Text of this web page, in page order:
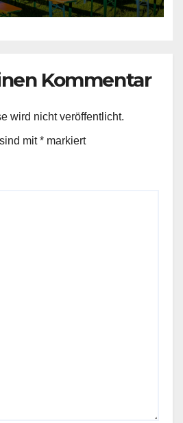
Kommentar
wird nicht veröffentlicht.
mit* markiert